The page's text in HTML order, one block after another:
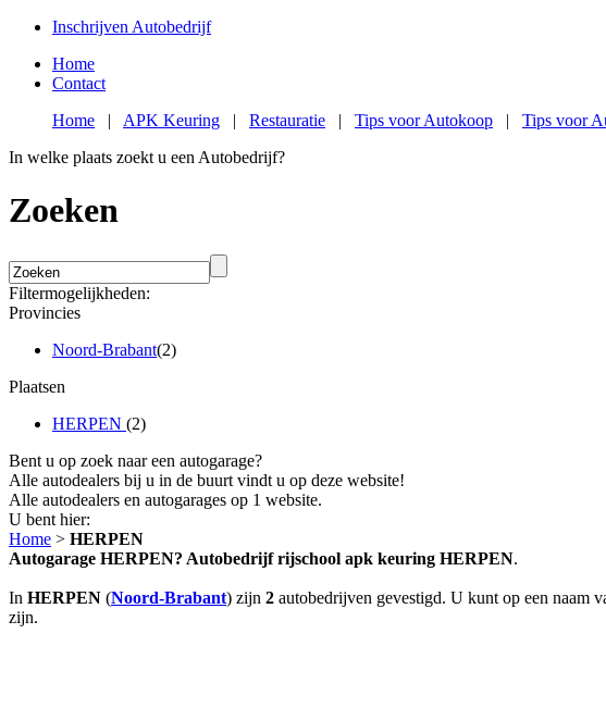
Inschrijven Autobedrijf
Home
Contact
Home | APK Keuring | Restauratie | Tips voor Autokoop | Tips voor
In welke plaats zoekt u een Autobedrijf?
Zoeken
Filtermogelijkheden:
Provincies
Noord-Brabant(2)
Plaatsen
HERPEN (2)
Bent u op zoek naar een autogarage?
Alle autodealers bij u in de buurt vindt u op deze website!
Alle autodealers en autogarages op 1 website.
U bent hier:
Home > HERPEN
Autogarage HERPEN? Autobedrijf rijschool apk keuring HERPEN.
In HERPEN (Noord-Brabant) zijn 2 autobedrijven gevestigd. U kunt op een naam
zijn.